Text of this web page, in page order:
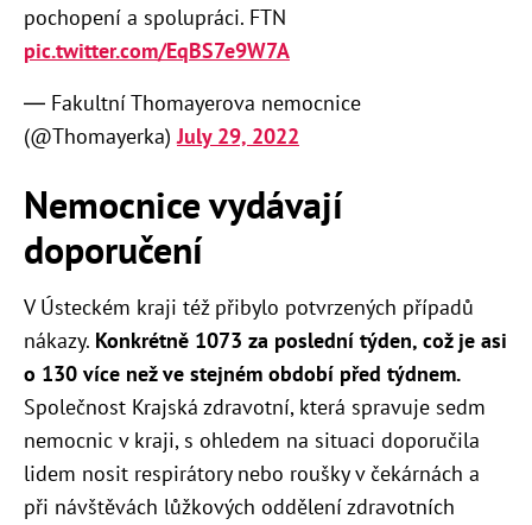
pochopení a spolupráci. FTN
pic.twitter.com/EqBS7e9W7A
— Fakultní Thomayerova nemocnice
(@Thomayerka)July 29, 2022
Nemocnice vydávají
doporučení
V Ústeckém kraji též přibylo potvrzených případů
nákazy. Konkrétně 1073 za poslední týden, což je asi
o 130 více než ve stejném období před týdnem.
Společnost Krajská zdravotní, která spravuje sedm
nemocnic v kraji, s ohledem na situaci doporučila
lidem nosit respirátory nebo roušky v čekárnách a
při návštěvách lůžkových oddělení zdravotních